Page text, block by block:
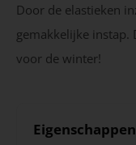
Door de elastieken
gemakkelijke instap.
voor de winter!
Eigenschappen